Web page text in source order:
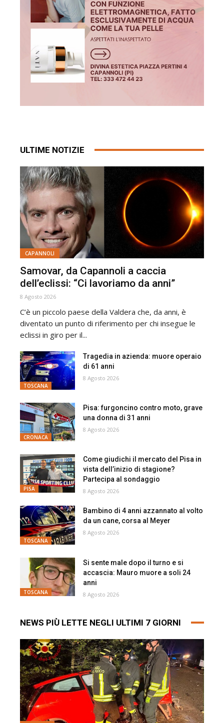
ULTIME NOTIZIE
CAPANNOLI
Samovar, da Capannoli a caccia
dell’eclissi: “Ci lavoriamo da anni”
8 Agosto 2026
C’è un piccolo paese della Valdera che, da anni, è
diventato un punto di riferimento per chi insegue le
eclissi in giro per il...
TOSCANA
Tragedia in azienda: muore operaio
di 61 anni
8 Agosto 2026
CRONACA
Pisa: furgoncino contro moto, grave
una donna di 31 anni
8 Agosto 2026
PISA
Come giudichi il mercato del Pisa in
vista dell’inizio di stagione?
Partecipa al sondaggio
8 Agosto 2026
TOSCANA
Bambino di 4 anni azzannato al volto
da un cane, corsa al Meyer
8 Agosto 2026
TOSCANA
Si sente male dopo il turno e si
accascia: Mauro muore a soli 24
anni
8 Agosto 2026
NEWS PIÙ LETTE NEGLI ULTIMI 7 GIORNI